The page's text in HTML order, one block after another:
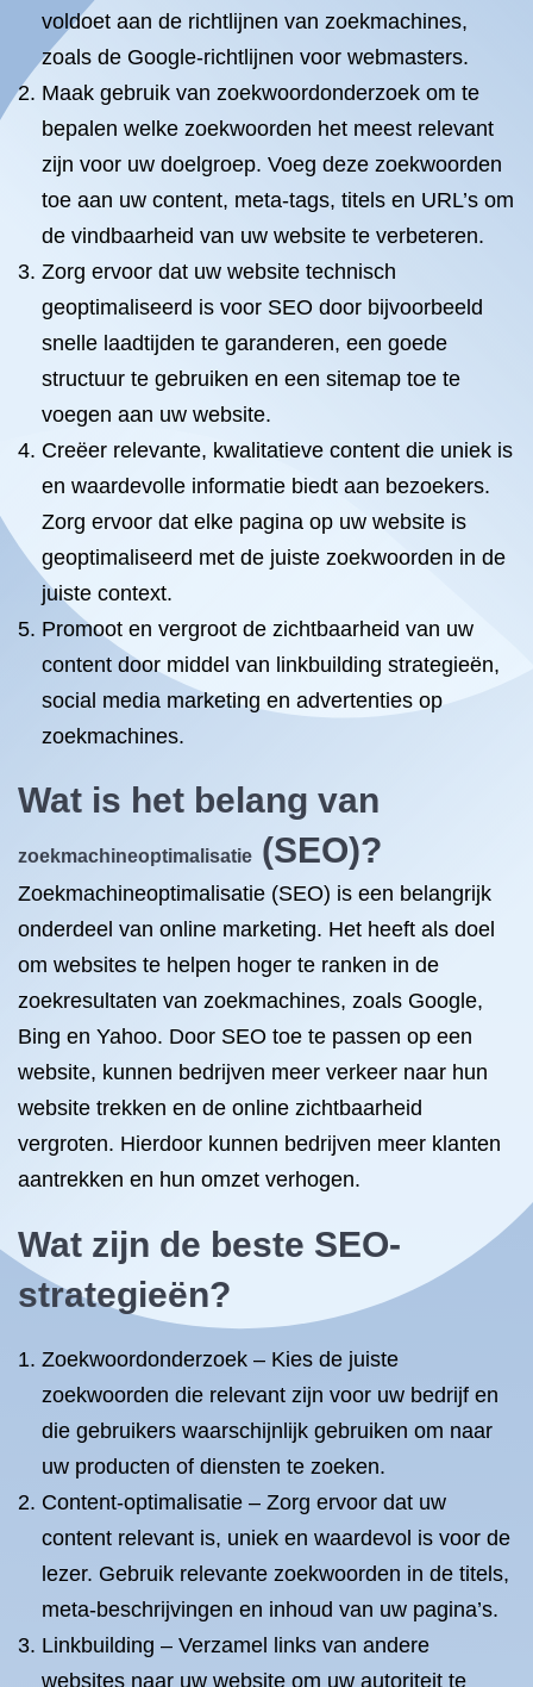
voldoet aan de richtlijnen van zoekmachines,
zoals de Google-richtlijnen voor webmasters.
Maak gebruik van zoekwoordonderzoek om te
bepalen welke zoekwoorden het meest relevant
zijn voor uw doelgroep. Voeg deze zoekwoorden
toe aan uw content, meta-tags, titels en URL’s om
de vindbaarheid van uw website te verbeteren.
Zorg ervoor dat uw website technisch
geoptimaliseerd is voor SEO door bijvoorbeeld
snelle laadtijden te garanderen, een goede
structuur te gebruiken en een sitemap toe te
voegen aan uw website.
Creëer relevante, kwalitatieve content die uniek is
en waardevolle informatie biedt aan bezoekers.
Zorg ervoor dat elke pagina op uw website is
geoptimaliseerd met de juiste zoekwoorden in de
juiste context.
Promoot en vergroot de zichtbaarheid van uw
content door middel van linkbuilding strategieën,
social media marketing en advertenties op
zoekmachines.
Wat is het belang van
zoekmachineoptimalisatie (SEO)?
Zoekmachineoptimalisatie (SEO) is een belangrijk
onderdeel van online marketing. Het heeft als doel
om websites te helpen hoger te ranken in de
zoekresultaten van zoekmachines, zoals Google,
Bing en Yahoo. Door SEO toe te passen op een
website, kunnen bedrijven meer verkeer naar hun
website trekken en de online zichtbaarheid
vergroten. Hierdoor kunnen bedrijven meer klanten
aantrekken en hun omzet verhogen.
Wat zijn de beste SEO-
strategieën?
Zoekwoordonderzoek – Kies de juiste
zoekwoorden die relevant zijn voor uw bedrijf en
die gebruikers waarschijnlijk gebruiken om naar
uw producten of diensten te zoeken.
Content-optimalisatie – Zorg ervoor dat uw
content relevant is, uniek en waardevol is voor de
lezer. Gebruik relevante zoekwoorden in de titels,
meta-beschrijvingen en inhoud van uw pagina’s.
Linkbuilding – Verzamel links van andere
websites naar uw website om uw autoriteit te